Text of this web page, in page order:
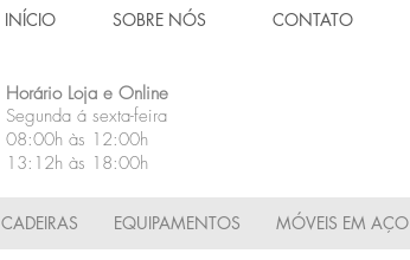
INÍCIO SOBRE NÓS CONTATO
Horário Loja e Online
Segunda á sexta-feira
08:00h às 12:00h
13:12h às 18:00h
CADEIRAS EQUIPAMENTOS MÓVEIS EM AÇO